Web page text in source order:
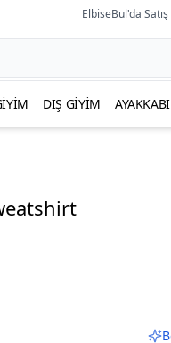
ElbiseBul'da Satış
DIŞ GIYIM AYAKKABI